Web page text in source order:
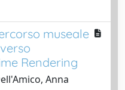
museale
Rendering
Anna